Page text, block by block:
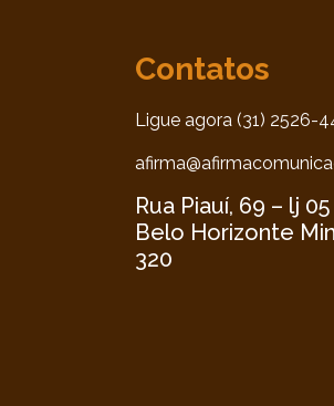
Contatos
Ligue agora (31) 2526-
Rua Piauí, 69 – lj
Belo Horizonte
320